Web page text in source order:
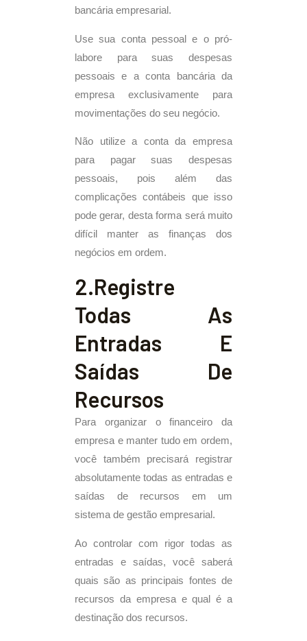
bancária empresarial.
Use sua conta pessoal e o pró-
labore para suas despesas
pessoais e a conta bancária da
empresa exclusivamente para
movimentações do seu negócio.
Não utilize a conta da empresa
para pagar suas despesas
pessoais, pois além das
complicações contábeis que isso
pode gerar, desta forma será muito
difícil manter as finanças dos
negócios em ordem.
2.Registre
Todas As
Entradas E
Saídas De
Recursos
Para organizar o financeiro da
empresa e manter tudo em ordem,
você também precisará registrar
absolutamente todas as entradas e
saídas de recursos em um
sistema de gestão empresarial.
Ao controlar com rigor todas as
entradas e saídas, você saberá
quais são as principais fontes de
recursos da empresa e qual é a
destinação dos recursos.